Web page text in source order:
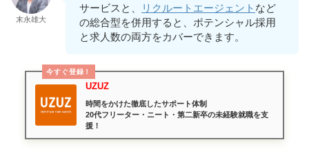
末永雄大
サービスと、
リクルートエージェント など
の総合型を併用すると、ポテンシャル採用
と求人数の両方をカバーできます。
今すぐ登録！
UZUZ
時間をかけた徹底したサポート体制
20代フリーター・ニート・第二新卒の未経験就職を支
援！